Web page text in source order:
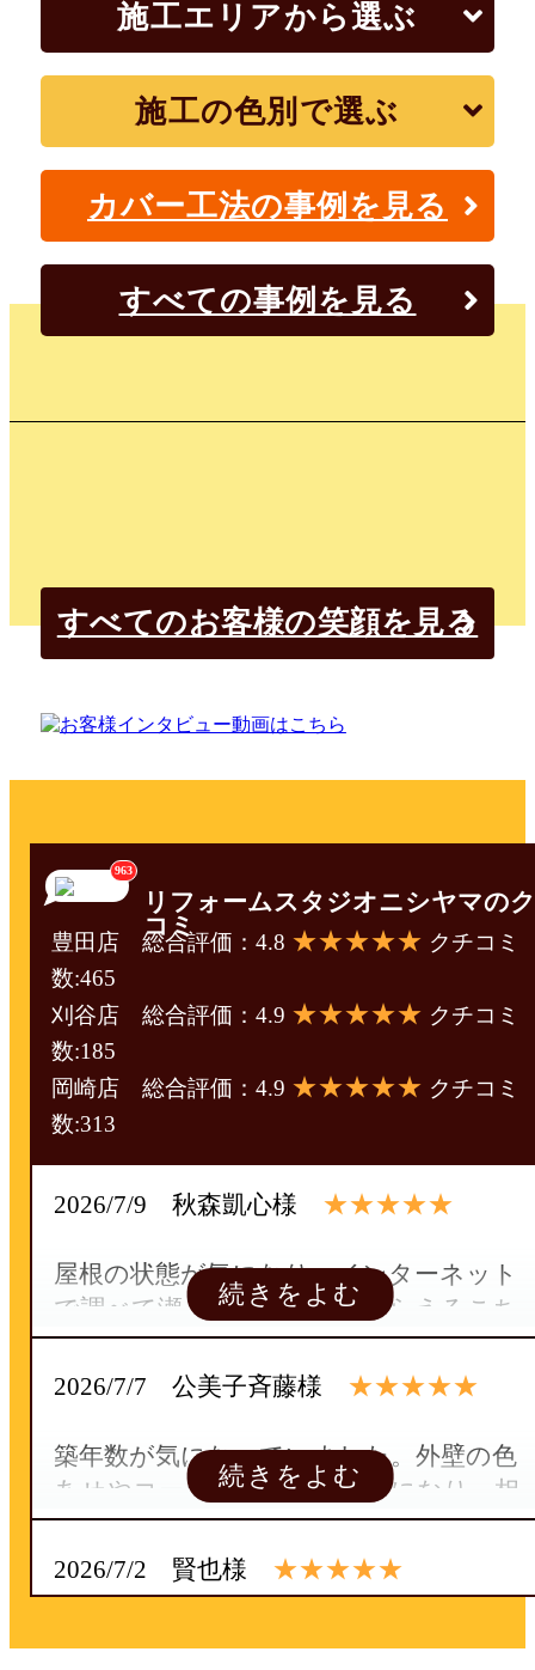
施工エリアから選ぶ
施工の色別で選ぶ
カバー工法の事例を見る
すべての事例を見る
すべてのお客様の笑顔を見る
963
リフォームスタジオニシヤマの
コミ
豊田店 総合評価：4.8 ★★★★★ クチコミ
数:465
刈谷店 総合評価：4.9 ★★★★★ クチコミ
数:185
岡崎店 総合評価：4.9 ★★★★★ クチコミ
数:313
2026/7/9 秋森凱心様 ★★★★★
屋根の状態が気になり、インターネット
で調べて瀬戸市で対応してもらえるこち
らに相談しました。最初の相談から説明
が分かりやすく、営業担当の方が丁寧に
ます。提案内容や保証の面も納得できた
ので、屋根カバー工法をお願いすること
にしました。実際の工事では職人さんの
対応も良く、工期についても思っていた
よりスムーズに進めていただけました。
える、信頼できる会社です。
2026/7/7 公美子斉藤様 ★★★★★
築年数が気になっていました。外壁の色
あせやコーキングの劣化も気になり、相
談しました。ホームページやチラシを見
て、店舗にも足を運びました。営業の方
の説明が分かりやすかったです。価格や
2026/7/2 賢也様 ★★★★★